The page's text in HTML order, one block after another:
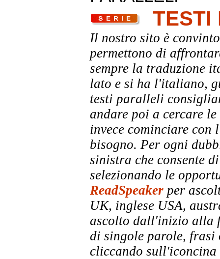
TESTI
Il nostro sito è
permettono di
sempre la traduzione
lato e si ha l'italiano,
testi paralleli
andare poi a cercare
invece cominciare
bisogno. Per ogni
sinistra che consente
selezionando le
ReadSpeaker per
UK, inglese USA,
ascolto dall'inizio alla
di singole parole, frasi
cliccando sull'iconcina